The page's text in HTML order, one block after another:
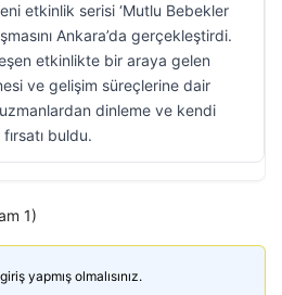
etkinlik serisi ‘Mutlu Bebekler
Ankara’da gerçekleştirdi.
etkinlikte bir araya gelen
ve gelişim süreçlerine dair
dinleme ve kendi
buldu.
1)
yapmış olmalısınız.